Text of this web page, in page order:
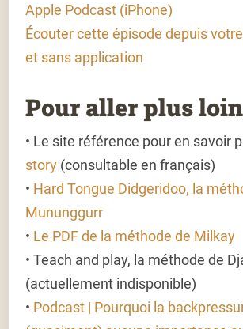
Apple Podcast (iPhone)
Écouter cette épisode depuis
et sans application
Pour aller plus
• Le site référence pour en savoir
story (consultable en français)
• Hard Tongue Didgeridoo, la
Mununggurr
• Le PDF de la méthode de Milkay
• Teach and play, la méthode de
(actuellement indisponible)
• Podcast | Pourquoi la